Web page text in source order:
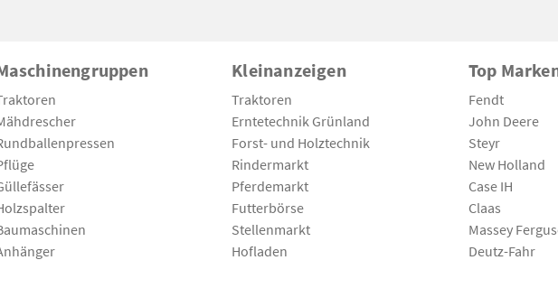
Kleinanzeigen
Traktoren
Erntetechnik Grünland
Forst- und Holztechnik
Rindermarkt
Pferdemarkt
Futterbörse
Stellenmarkt
Hofladen
Top
Fendt
John Deere
Steyr
New Holland
Case IH
Claas
Massey
Deutz-Fahr